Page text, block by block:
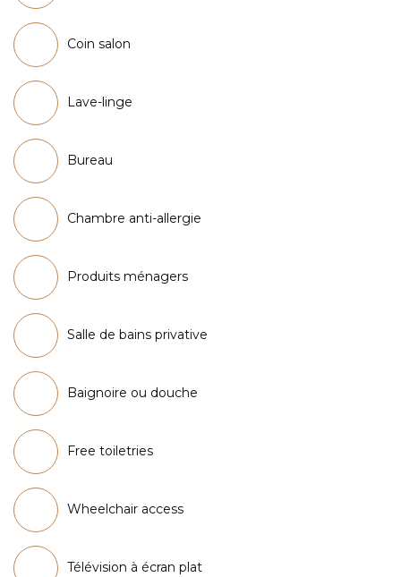
Coin salon
Lave-linge
Bureau
Chambre anti-allergie
Produits ménagers
Salle de bains privative
Baignoire ou douche
Free toiletries
Wheelchair access
Télévision à écran plat